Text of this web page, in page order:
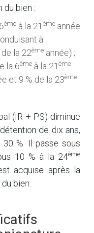
du bien :
ème à la 21 ème année
à
la 22ème année) ;
la 6ème à la 21 ème
et 9 % de la 23ème
(IR + PS) diminue
de dix ans,
%. Il passe sous
10 % à la 24ème
acquise après la
bien.